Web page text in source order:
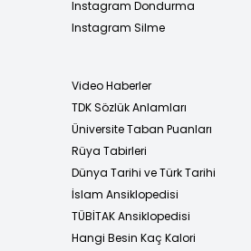
Instagram Dondurma
Instagram Silme
Video Haberler
TDK Sözlük Anlamları
Üniversite Taban Puanları
Rüya Tabirleri
Dünya Tarihi ve Türk Tarihi
İslam Ansiklopedisi
TÜBİTAK Ansiklopedisi
Hangi Besin Kaç Kalori